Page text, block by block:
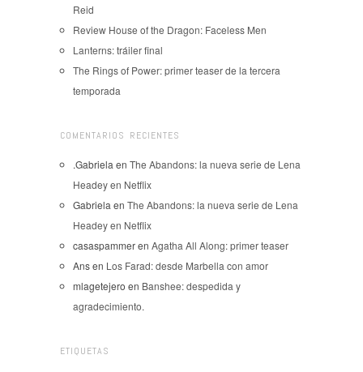
Reid
Review House of the Dragon: Faceless Men
Lanterns: tráiler final
The Rings of Power: primer teaser de la tercera
temporada
COMENTARIOS RECIENTES
.Gabriela en The Abandons: la nueva serie de Lena
Headey en Netflix
Gabriela en The Abandons: la nueva serie de Lena
Headey en Netflix
casaspammeren Agatha All Along: primer teaser
Ansen Los Farad: desde Marbella con amor
mlagetejero en Banshee: despedida y
agradecimiento.
ETIQUETAS